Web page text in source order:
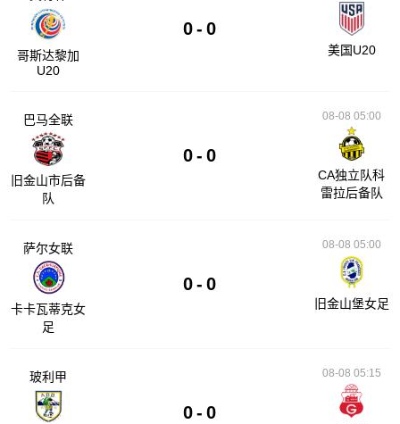
哥斯达黎加
U20
0 - 0
美国U20
巴马全联
旧金山市后备
队
0 - 0
08-08 05:00
CA独立队科
雷拉后备队
萨尔女联
卡卡瓦蒂克女
足
0 - 0
08-08 05:00
旧金山堡女足
玻利甲
0 - 0
08-08 05:15